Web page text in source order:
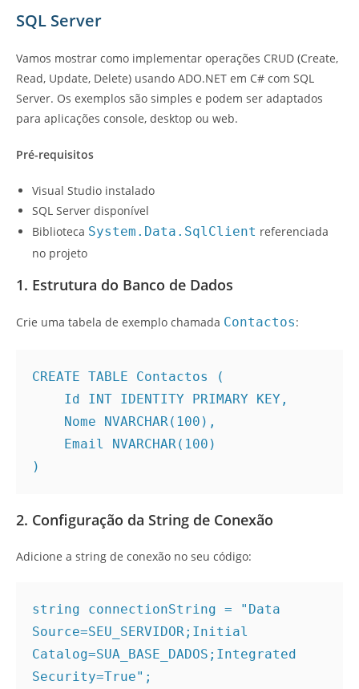
SQL Server
Vamos mostrar como implementar operações CRUD (Create,
Read, Update, Delete) usando ADO.NET em C# com SQL
Server. Os exemplos são simples e podem ser adaptados
para aplicações console, desktop ou web.
Pré-requisitos
Visual Studio instalado
SQL Server disponível
Biblioteca System.Data.SqlClient referenciada
no projeto
1. Estrutura do Banco de Dados
Crie uma tabela de exemplo chamada Contactos:
CREATE TABLE Contactos (
    Id INT IDENTITY PRIMARY KEY,
    Nome NVARCHAR(100),
    Email NVARCHAR(100)
)
2. Configuração da String de Conexão
Adicione a string de conexão no seu código:
string connectionString = "Data
Source=SEU_SERVIDOR;Initial
Catalog=SUA_BASE_DADOS;Integrated
Security=True";